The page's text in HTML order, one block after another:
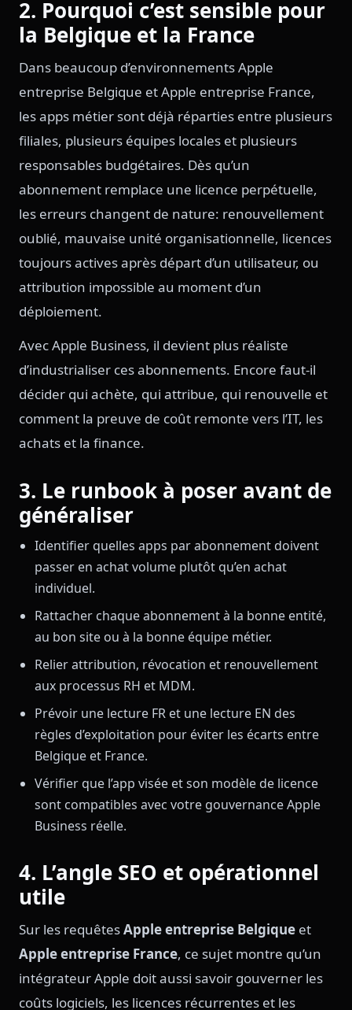
2. Pourquoi c’est sensible pour
la Belgique et la France
Dans beaucoup d’environnements Apple
entreprise Belgique et Apple entreprise France,
les apps métier sont déjà réparties entre plusieurs
filiales, plusieurs équipes locales et plusieurs
responsables budgétaires. Dès qu’un
abonnement remplace une licence perpétuelle,
les erreurs changent de nature: renouvellement
oublié, mauvaise unité organisationnelle, licences
toujours actives après départ d’un utilisateur, ou
attribution impossible au moment d’un
déploiement.
Avec Apple Business, il devient plus réaliste
d’industrialiser ces abonnements. Encore faut-il
décider qui achète, qui attribue, qui renouvelle et
comment la preuve de coût remonte vers l’IT, les
achats et la finance.
3. Le runbook à poser avant de
généraliser
Identifier quelles apps par abonnement doivent
passer en achat volume plutôt qu’en achat
individuel.
Rattacher chaque abonnement à la bonne entité,
au bon site ou à la bonne équipe métier.
Relier attribution, révocation et renouvellement
aux processus RH et MDM.
Prévoir une lecture FR et une lecture EN des
règles d’exploitation pour éviter les écarts entre
Belgique et France.
Vérifier que l’app visée et son modèle de licence
sont compatibles avec votre gouvernance Apple
Business réelle.
4. L’angle SEO et opérationnel
utile
Sur les requêtesApple entreprise Belgique et
Apple entreprise France, ce sujet montre qu’un
intégrateur Apple doit aussi savoir gouverner les
coûts logiciels, les licences récurrentes et les